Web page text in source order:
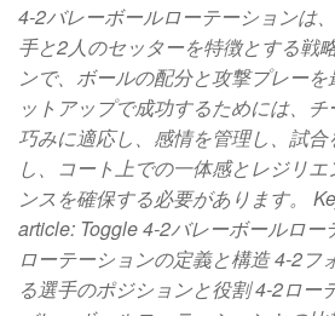
4-2バレーボールローテーションは
手と2人のセッターを特徴とする戦
ンで、ボールの配分と攻撃プレー
ットアップで成功するためには、
巧みに適応し、感情を管理し、試
し、コート上での一体感とレジリ
ンスを確保する必要があります。
article: Toggle 4-2バレーボールロー
ローテーションの定義と構造 4-2フ
る選手のポジションと役割 4-2ロー